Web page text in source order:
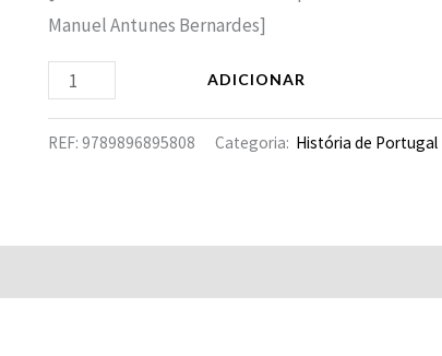
Manuel Antunes Bernardes]
ADICIONAR
REF: 9789896895808 Categoria: História de Portugal